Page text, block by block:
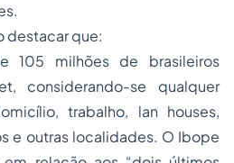
destacar que:
105 milhões de brasileiros
considerando-se qualquer
trabalho, lan houses,
e outras localidades. O Ibope